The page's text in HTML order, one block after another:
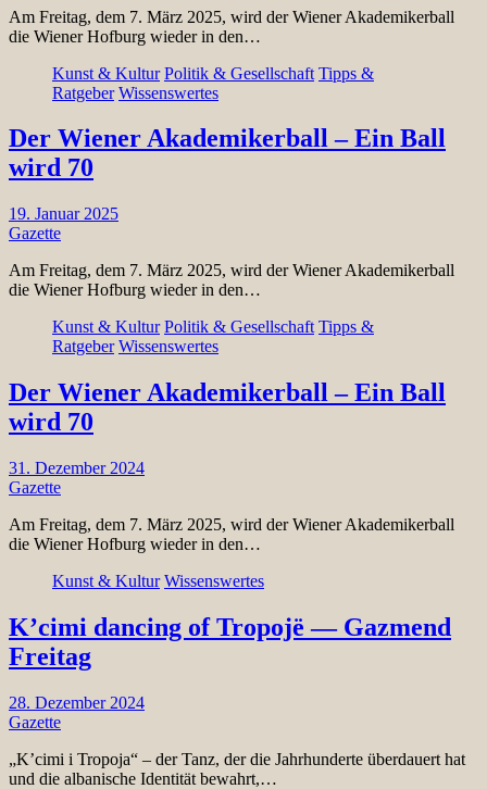
Am Freitag, dem 7. März 2025, wird der Wiener Akademikerball
die Wiener Hofburg wieder in den…
Kunst & Kultur Politik & Gesellschaft Tipps &
Ratgeber Wissenswertes
Der Wiener Akademikerball – Ein Ball
wird 70
19. Januar 2025
Gazette
Am Freitag, dem 7. März 2025, wird der Wiener Akademikerball
die Wiener Hofburg wieder in den…
Kunst & Kultur Politik & Gesellschaft Tipps &
Ratgeber Wissenswertes
Der Wiener Akademikerball – Ein Ball
wird 70
31. Dezember 2024
Gazette
Am Freitag, dem 7. März 2025, wird der Wiener Akademikerball
die Wiener Hofburg wieder in den…
Kunst & Kultur Wissenswertes
K’cimi dancing of Tropojë — Gazmend
Freitag
28. Dezember 2024
Gazette
„K’cimi i Tropoja“ – der Tanz, der die Jahrhunderte überdauert hat
und die albanische Identität bewahrt,…